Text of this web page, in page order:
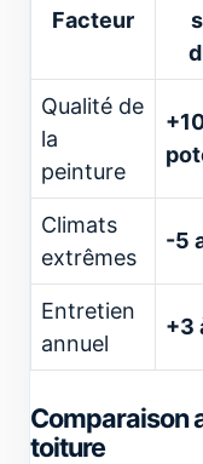
Facteur
Qualité de
la
peinture
Climats
extrêmes
-5
Entretien
annuel
+3
Comparaison
toiture